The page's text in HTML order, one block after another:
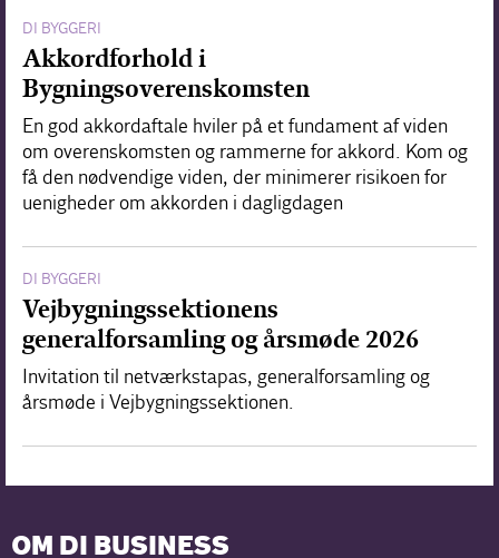
DI BYGGERI
Akkordforhold i
Bygningsoverenskomsten
En god akkordaftale hviler på et fundament af viden
om overenskomsten og rammerne for akkord. Kom og
få den nødvendige viden, der minimerer risikoen for
uenigheder om akkorden i dagligdagen
DI BYGGERI
Vejbygningssektionens
generalforsamling og årsmøde 2026
Invitation til netværkstapas, generalforsamling og
årsmøde i Vejbygningssektionen.
OM DI BUSINESS